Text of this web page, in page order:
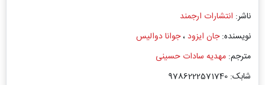
ناشر: انتشارات ارجمند
نویسنده:جان ایزود،جوانا دوالیس
مترجم: مهدیه سادات حسینی
شابک: 9786222571740